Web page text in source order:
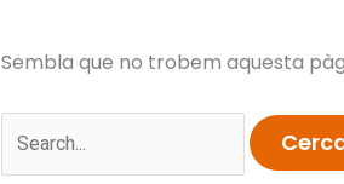
Sembla que no trobem aquesta